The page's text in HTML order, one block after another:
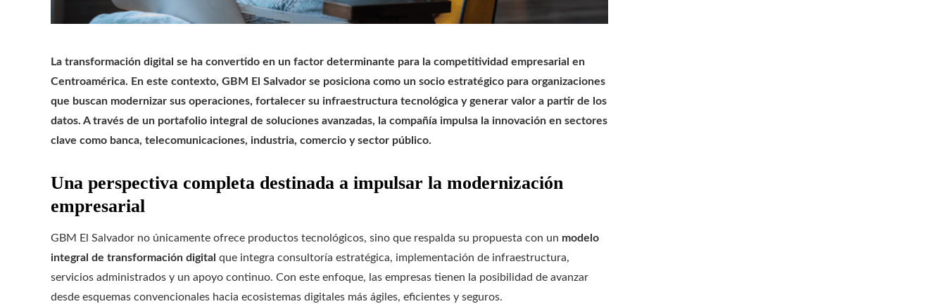
La transformación digital se ha convertido en un factor determinante para la competitividad empresarial en
Centroamérica. En este contexto, GBM El Salvador se posiciona como un socio estratégico para organizaciones
que buscan modernizar sus operaciones, fortalecer su infraestructura tecnológica y generar valor a partir de los
datos. A través de un portafolio integral de soluciones avanzadas, la compañía impulsa la innovación en sectores
clave como banca, telecomunicaciones, industria, comercio y sector público.
Una perspectiva completa destinada a impulsar la modernización
empresarial
GBM El Salvador no únicamente ofrece productos tecnológicos, sino que respalda su propuesta con un modelo
integral de transformación digital que integra consultoría estratégica, implementación de infraestructura,
servicios administrados y un apoyo continuo. Con este enfoque, las empresas tienen la posibilidad de avanzar
desde esquemas convencionales hacia ecosistemas digitales más ágiles, eficientes y seguros.